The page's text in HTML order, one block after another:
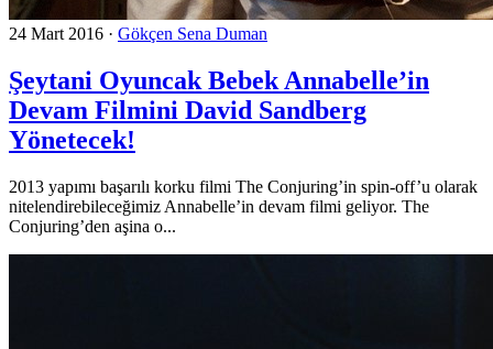
24 Mart 2016 · Gökçen Sena Duman
Şeytani Oyuncak Bebek Annabelle’in
Devam Filmini David Sandberg
Yönetecek!
2013 yapımı başarılı korku filmi The Conjuring’in spin-off’u olarak
nitelendirebileceğimiz Annabelle’in devam filmi geliyor. The
Conjuring’den aşina o...